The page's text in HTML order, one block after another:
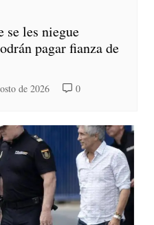
se les niegue
pagar fianza de
de 2026 0